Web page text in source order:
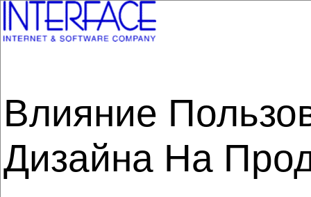
Влияние
Дизайна На